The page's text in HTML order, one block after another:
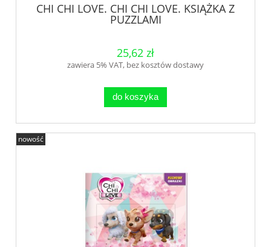
CHI CHI LOVE. CHI CHI LOVE. KSIĄŻKA Z
PUZZLAMI
25,62 zł
zawiera 5% VAT, bez kosztów dostawy
do koszyka
nowość